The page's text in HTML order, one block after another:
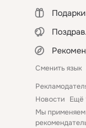
Подарки
Сменить язык
Новости Ещё
Мы применяем